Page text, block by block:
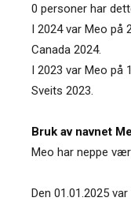
0 personer har
I 2024 var Meo på
Canada 2024.
I 2023 var Meo på
Sveits 2023.
Bruk av navnet
Meo har neppe
Den 01.01.2025